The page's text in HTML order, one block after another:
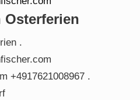
.
+4917621008967 .